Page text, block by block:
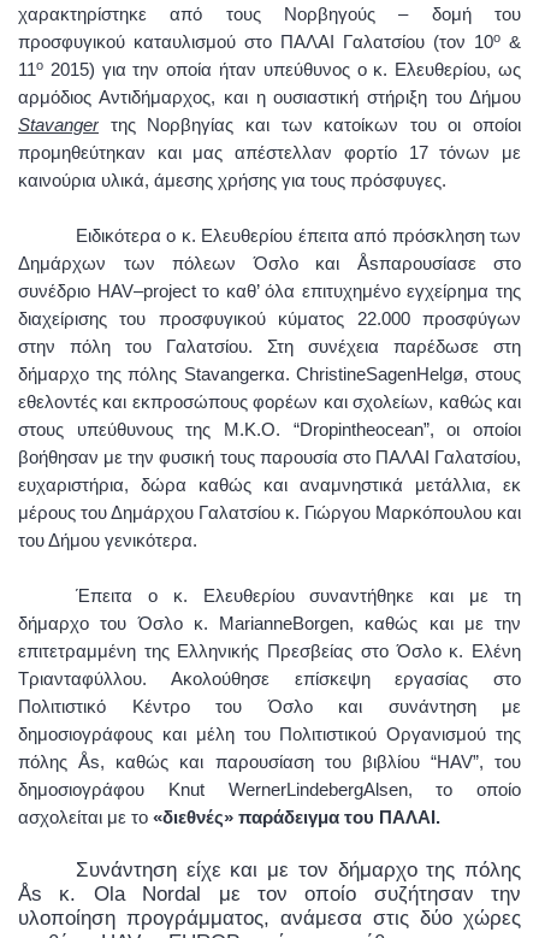
χαρακτηρίστηκε από τους Νορβηγούς – δομή του
προσφυγικού καταυλισμού στο ΠΑΛΑΙ Γαλατσίου (τον 10ο &
11ο 2015) για την οποία ήταν υπεύθυνος ο κ. Ελευθερίου, ως
αρμόδιος Αντιδήμαρχος, και η ουσιαστική στήριξη του Δήμου
Stavanger της Νορβηγίας και των κατοίκων του οι οποίοι
προμηθεύτηκαν και μας απέστελλαν φορτίο 17 τόνων με
καινούρια υλικά, άμεσης χρήσης για τους πρόσφυγες.
Ειδικότερα ο κ. Ελευθερίου έπειτα από πρόσκληση των
Δημάρχων των πόλεων Όσλο και Åsπαρουσίασε στο
συνέδριο HAV–projectτο καθ’ όλα επιτυχημένο εγχείρημα της
διαχείρισης του προσφυγικού κύματος 22.000 προσφύγων
στην πόλη του Γαλατσίου. Στη συνέχεια παρέδωσε στη
δήμαρχο της πόλης Stavangerκα.ChristineSagenHelgø, στους
εθελοντές και εκπροσώπους φορέων και σχολείων, καθώς και
στους υπεύθυνους της Μ.Κ.Ο. “Dropintheocean”, οι οποίοι
βοήθησαν με την φυσική τους παρουσία στο ΠΑΛΑΙ Γαλατσίου,
ευχαριστήρια, δώρα καθώς και αναμνηστικά μετάλλια, εκ
μέρους του Δημάρχου Γαλατσίου κ. Γιώργου Μαρκόπουλου και
του Δήμου γενικότερα.
Έπειτα ο κ. Ελευθερίου συναντήθηκε και με τη
δήμαρχο του Όσλο κ.
MarianneBorgen, καθώς και με την
επιτετραμμένη της Ελληνικής Πρεσβείας στο Όσλο κ. Ελένη
Τριανταφύλλου. Ακολούθησε επίσκεψη εργασίας στο
Πολιτιστικό Κέντρο του Όσλο και συνάντηση με
δημοσιογράφους και μέλη του Πολιτιστικού Οργανισμού της
πόλης Ås, καθώς και παρουσίαση του βιβλίου “HAV”, του
δημοσιογράφου Knut WernerLindebergAlsen, το οποίο
ασχολείται με το «διεθνές» παράδειγμα του ΠΑΛΑΙ.
Συνάντηση είχε και με τον δήμαρχο της πόλης
Ås κ. Ola Nordal με τον οποίο συζήτησαν την
υλοποίηση προγράμματος, ανάμεσα στις δύο χώρες